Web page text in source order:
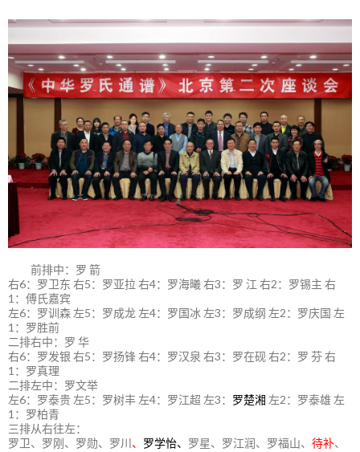
前排中：罗 箭
右6：罗卫东 右5：罗亚拉 右4：罗海曦 右3：罗 江 右2：罗锡主 右
1：傅氏嘉宾
左6：罗训森 左5：罗成龙 左4：罗国冰 左3：罗成纲 左2：罗庆国 左
1：罗胜前
二排右中：罗 华
右6：罗发银 右5：罗扬锋 右4：罗汉泉 右3：罗在砚 右2：罗 芬 右
1：罗真理
二排左中：罗文举
左6：罗泰贵 左5：罗树丰 左4：罗江超 左3： 罗楚湘 左2：罗泰雄 左
1：罗柏青
三排从右往左：
罗卫、罗刚、罗勋、罗川 、 罗学怡、 罗星、罗江润、罗福山、 待补、